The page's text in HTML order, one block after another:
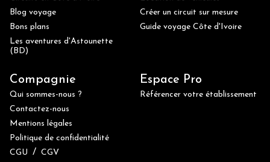
Blog voyage
Bons plans
Les aventures d'Astounette
(BD)
Créer un circuit sur mesure
Guide voyage Côte d'Ivoire
Compagnie
Qui sommes-nous ?
Contactez-nous
Mentions légales
Politique de confidentialité
CGU / CGV
Espace Pro
Référencer votre établissement